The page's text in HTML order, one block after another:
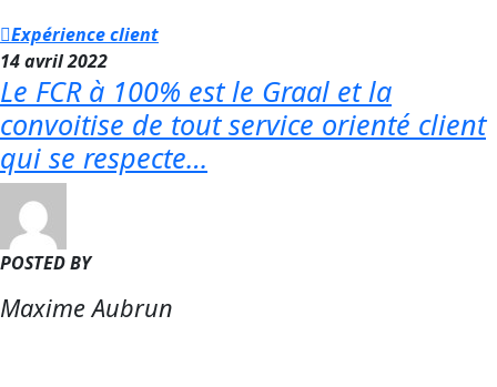
Expérience client
14 avril 2022
Le FCR à 100% est le Graal et la
convoitise de tout service orienté client
qui se respecte…
POSTED BY
Maxime Aubrun